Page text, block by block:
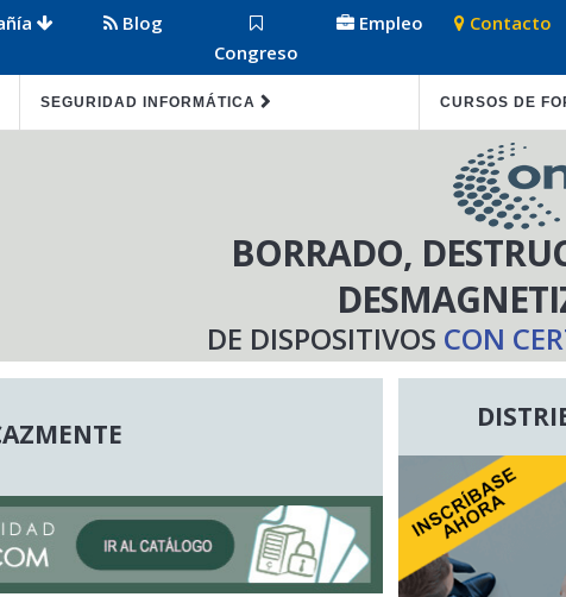
Blog
Congreso
Empleo Contacto
SEGURIDAD INFORMÁTICA CURSOS DE
BORRADO,
DE DISPOSITIVOS CON